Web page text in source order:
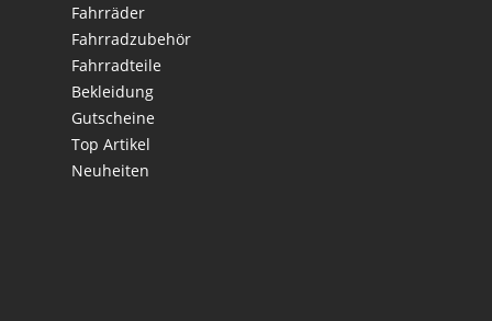
Fahrräder
Fahrradzubehör
Fahrradteile
Bekleidung
Gutscheine
Top Artikel
Neuheiten